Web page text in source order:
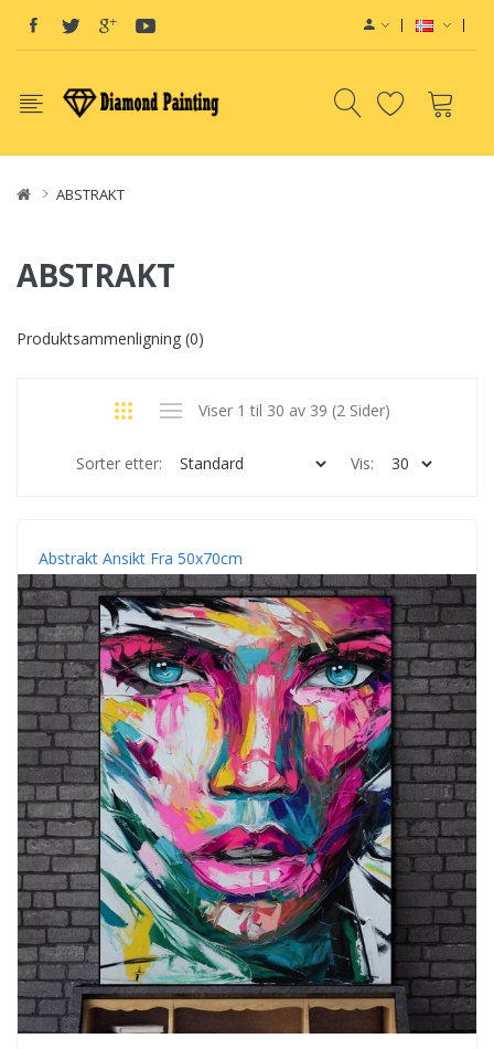
ABSTRAKT
ABSTRAKT
Produktsammenligning (0)
Viser 1 til 30 av 39 (2 Sider)
Sorter etter: Vis:
Abstrakt Ansikt Fra 50x70cm